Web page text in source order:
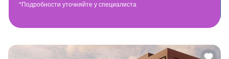
*Подробности уточняйте у специалиста